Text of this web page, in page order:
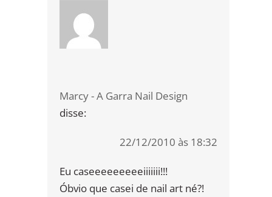
Marcy - A Garra Nail Design
disse:
22/12/2010 às 18:32
Eu caseeeeeeeeeiiiiiii!!!
Óbvio que casei de nail art né?!